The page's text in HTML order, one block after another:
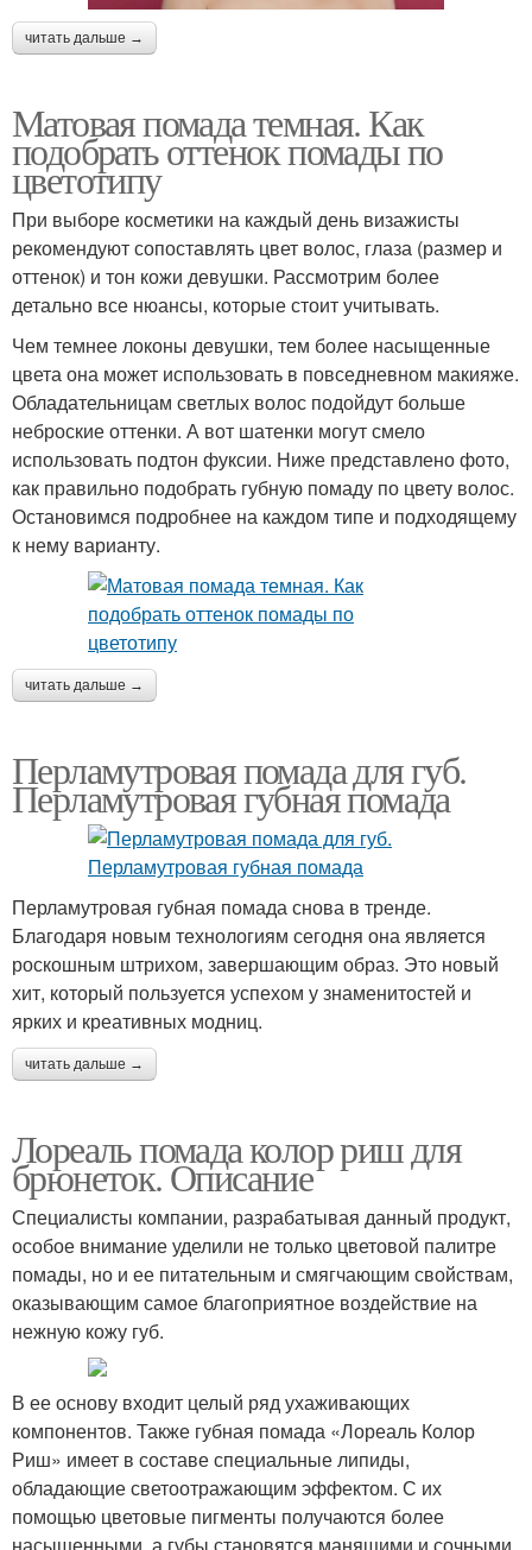
читать дальше →
Матовая помада темная. Как
подобрать оттенок помады по
цветотипу
При выборе косметики на каждый день визажисты
рекомендуют сопоставлять цвет волос, глаза (размер и
оттенок) и тон кожи девушки. Рассмотрим более
детально все нюансы, которые стоит учитывать.
Чем темнее локоны девушки, тем более насыщенные
цвета она может использовать в повседневном макияже.
Обладательницам светлых волос подойдут больше
неброские оттенки. А вот шатенки могут смело
использовать подтон фуксии. Ниже представлено фото,
как правильно подобрать губную помаду по цвету волос.
Остановимся подробнее на каждом типе и подходящему
к нему варианту.
читать дальше →
Перламутровая помада для губ.
Перламутровая губная помада
Перламутровая губная помада снова в тренде.
Благодаря новым технологиям сегодня она является
роскошным штрихом, завершающим образ. Это новый
хит, который пользуется успехом у знаменитостей и
ярких и креативных модниц.
читать дальше →
Лореаль помада колор риш для
брюнеток. Описание
Специалисты компании, разрабатывая данный продукт,
особое внимание уделили не только цветовой палитре
помады, но и ее питательным и смягчающим свойствам,
оказывающим самое благоприятное воздействие на
нежную кожу губ.
В ее основу входит целый ряд ухаживающих
компонентов. Также губная помада «Лореаль Колор
Риш» имеет в составе специальные липиды,
обладающие светоотражающим эффектом. С их
помощью цветовые пигменты получаются более